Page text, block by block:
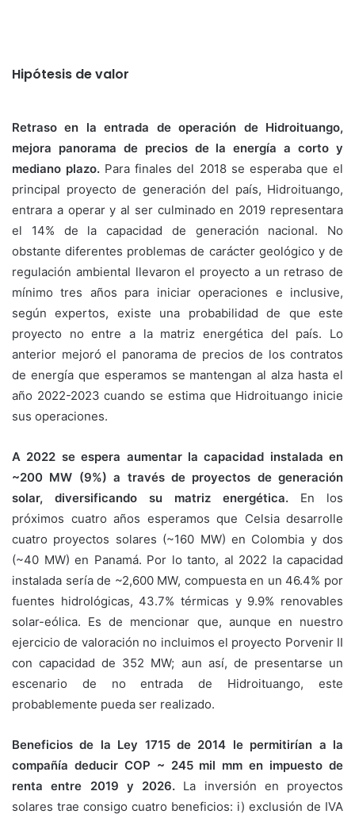
Hipótesis de valor
Retraso en la entrada de operación de Hidroituango,
mejora panorama de precios de la energía a corto y
mediano plazo. Para finales del 2018 se esperaba que el
principal proyecto de generación del país, Hidroituango,
entrara a operar y al ser culminado en 2019 representara
el 14% de la capacidad de generación nacional. No
obstante diferentes problemas de carácter geológico y de
regulación ambiental llevaron el proyecto a un retraso de
mínimo tres años para iniciar operaciones e inclusive,
según expertos, existe una probabilidad de que este
proyecto no entre a la matriz energética del país. Lo
anterior mejoró el panorama de precios de los contratos
de energía que esperamos se mantengan al alza hasta el
año 2022-2023 cuando se estima que Hidroituango inicie
sus operaciones.
A 2022 se espera aumentar la capacidad instalada en
~200 MW (9%) a través de proyectos de generación
solar, diversificando su matriz energética. En los
próximos cuatro años esperamos que Celsia desarrolle
cuatro proyectos solares (~160 MW) en Colombia y dos
(~40 MW) en Panamá. Por lo tanto, al 2022 la capacidad
instalada sería de ~2,600 MW, compuesta en un 46.4% por
fuentes hidrológicas, 43.7% térmicas y 9.9% renovables
solar-eólica. Es de mencionar que, aunque en nuestro
ejercicio de valoración no incluimos el proyecto Porvenir II
con capacidad de 352 MW; aun así, de presentarse un
escenario de no entrada de Hidroituango, este
probablemente pueda ser realizado.
Beneficios de la Ley 1715 de 2014 le permitirían a la
compañía deducir COP ~ 245 mil mm en impuesto de
renta entre 2019 y 2026. La inversión en proyectos
solares trae consigo cuatro beneficios: i) exclusión de IVA